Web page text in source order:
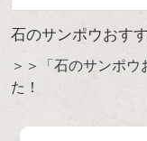
石のサンポウおす
＞＞「石のサンポ
た！